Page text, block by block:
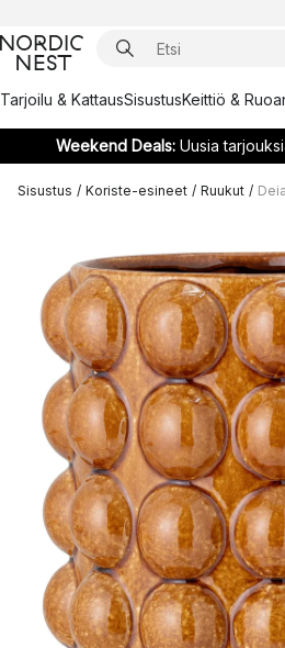
Tarjoilu & KattausSisustusKeittiö &
Weekend Deals:Uusia
Sisustus / Koriste-esineet / Ruukut /